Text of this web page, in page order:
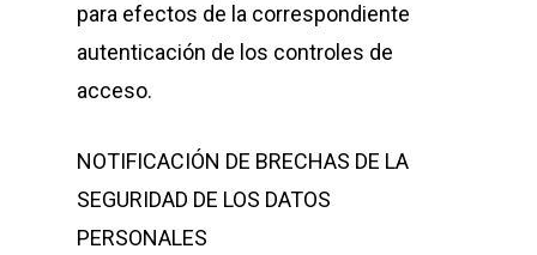
para efectos de la correspondiente
autenticación de los controles de
acceso.
NOTIFICACIÓN DE BRECHAS DE LA
SEGURIDAD DE LOS DATOS
PERSONALES